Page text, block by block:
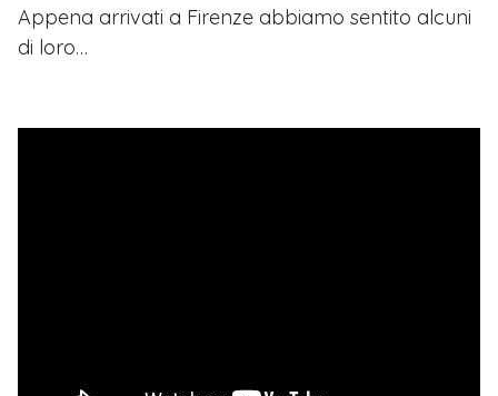
Appena arrivati a Firenze abbiamo sentito alcuni
di loro…